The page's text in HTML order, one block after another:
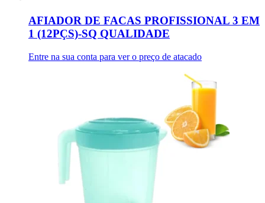
AFIADOR DE FACAS PROFISSIONAL 3 EM
1 (12PÇS)-SQ QUALIDADE
Entre na sua conta para ver o preço de atacado